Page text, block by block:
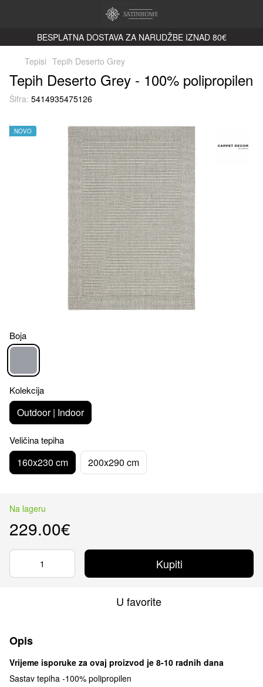
BESPLATNA DOSTAVA ZA NARUDŽBE IZNAD 80€
Tepisi Tepih Deserto Grey
Tepih Deserto Grey - 100% polipropilen
Šifra: 5414935475126
NOVO
Boja
Kolekcija
Outdoor | Indoor
Veličina tepiha
160x230 cm 200x290 cm
Na lageru
229.00€
Kupiti
U favorite
Opis
Vrijeme isporuke za ovaj proizvod je 8-10 radnih dana
Sastav tepiha -100% polipropilen